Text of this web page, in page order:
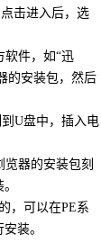
点击进入后，选
软件，如“迅
的安装包，然后
U盘中，插入电
器的安装包刻
，可以在PE系
装。